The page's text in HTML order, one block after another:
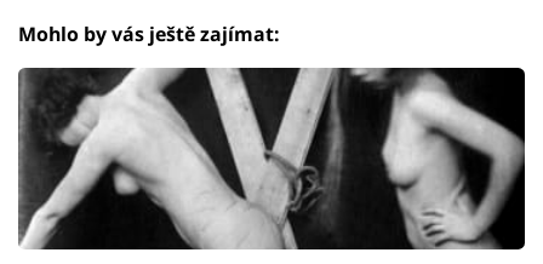
Mohlo by vás ještě zajímat: